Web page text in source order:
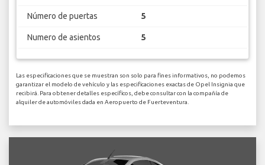
Número de puertas 5
Numero de asientos 5
Las especificaciones que se muestran son solo para fines informativos, no podemos
garantizar el modelo de vehículo y las especificaciones exactas de Opel Insignia que
recibirá. Para obtener detalles específicos, debe consultar con la compañía de
alquiler de automóviles dada en Aeropuerto de Fuerteventura.